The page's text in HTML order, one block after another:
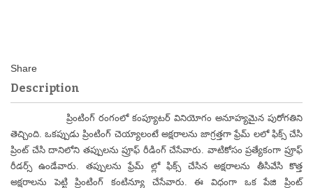
Description
ప్రింటింగ్ రంగంలో కంప్యూటర్ వినియోగం అనూహ్యమైన పురోగతిని
తెచ్చింది. ఒకప్పుడు ప్రింటింగ్ చెయ్యాలంటే అక్షరాలను జాగ్రత్తగా ఫ్రేమ్ లలో ఫిక్స్ చేసి
ప్రింట్ చేసి దానిలోని తప్పులను ప్రూఫ్ రీడింగ్ చేసేవారు. వాటికోసం ప్రత్యేకంగా ప్రూఫ్
రీడర్స్ ఉండేవారు. తప్పులను ఫ్రేమ్ ల్లో ఫిక్స్ చేసిన అక్షరాలను తీసివేసి కొత్త
అక్షరాలను పెట్టి ప్రింటింగ్ కంటిన్యూ చేసేవారు. ఈ విధంగా ఒక పేజి ప్రింట్